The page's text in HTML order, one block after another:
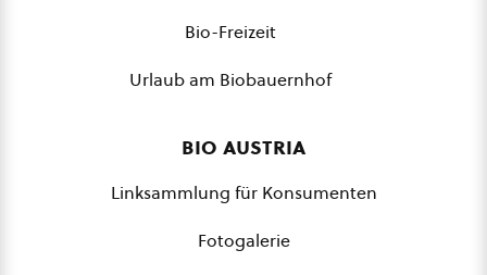
Bio-Freizeit
Urlaub am Biobauernhof
bio austria
Linksammlung für Konsumenten
Fotogalerie